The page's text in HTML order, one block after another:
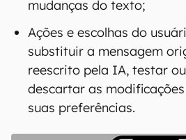
mudanças do texto;
Ações e escolhas do
substituir a mensagem
reescrito pela IA, testar
descartar as
suas preferências.